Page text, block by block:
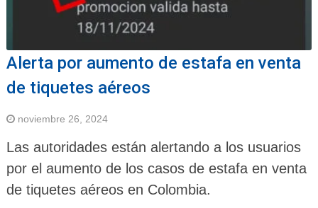
Alerta por aumento de estafa en venta
de tiquetes aéreos
noviembre 26, 2024
Las autoridades están alertando a los usuarios
por el aumento de los casos de estafa en venta
de tiquetes aéreos en Colombia.